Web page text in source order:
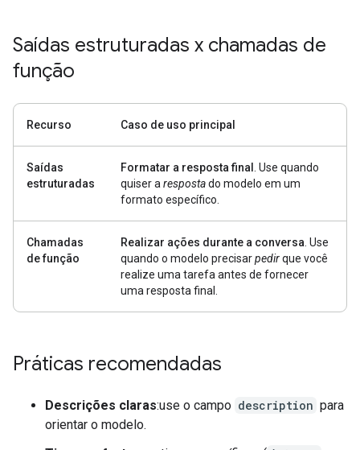
Saídas estruturadas x chamadas de
função
Recurso Caso de uso principal
Saídas
estruturadas
Formatar a resposta final
. Use quando
quiser a respostado modelo em um
formato específico.
Chamadas
de função
Realizar ações durante a conversa . Use
quando o modelo precisarpedirque você
realize uma tarefa antes de fornecer
uma resposta final.
Práticas recomendadas
Descrições claras:use o campo description para
orientar o modelo.